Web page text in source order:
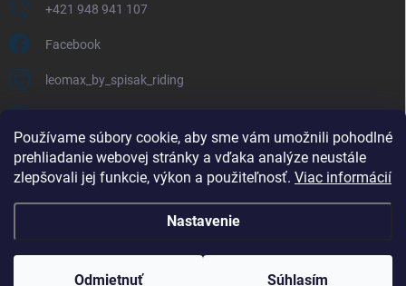
Používame súbory cookie, aby sme vám umožnili pohodlné
prehliadanie webovej stránky a vďaka analýze neustále
zlepšovali jej funkcie, výkon a použiteľnosť. Viac informácií
Nastavenie
Odmietnuť Súhlasím
+421 948 941 107
Facebook
leomax_by_spisak_riding
FACEBOOK
Copyright 2026 . Všetky práva vyhradené.